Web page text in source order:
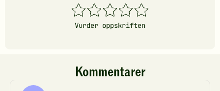
1
stjerner
2
stjerner
3
stjerner
4
stjerner
5
stjerner
Vurder oppskriften
Kommentarer